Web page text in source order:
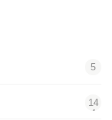
5
14
4